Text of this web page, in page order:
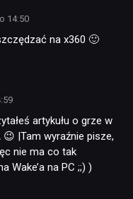
14:50
na x360 🙂
artykułu o grze w
|Tam wyraźnie pisze,
nie ma co tak
Wake’a na PC ;;) )